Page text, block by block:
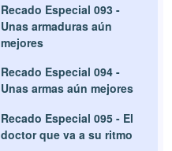
Recado Especial 093 -
Unas armaduras aún
mejores
Recado Especial 094 -
Unas armas aún mejores
Recado Especial 095 - El
doctor que va a su ritmo